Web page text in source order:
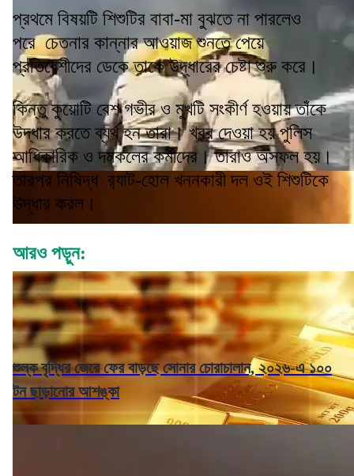
প্রথমে বিষয়টি শিশুটির বাবা-মা বুঝতে না পারলেও
পরে চেতনার কান্নার আওয়াজ শুনতে পেয়ে
প্রতিবেশীদের ডেকে তাকে উদ্ধারের চেষ্টা শুরু করে।
কিন্তু কুয়োটি বেশ গভীর ও মুখটি সংকীর্ণ হওয়ায় তাঁকে
উদ্ধার করতে ব্যর্থ হন তারা। খবর দেওয়া হয় পুলিস
আধিকারিক ও দমকলের কর্মীদের। তারাও অসফল হয়।
তারপর নিষিদ্ধ র‌্যাট-হোল খননকারী দল ওই শিশুটিকে
উদ্ধার করল।
আরও পড়ুন:
শুল্ক বৃদ্ধির জেরে ফের বাড়ছে সোনার চোরাচালান, ২০২৬-এ ১০০
টন ছাড়ানোর আশঙ্কা